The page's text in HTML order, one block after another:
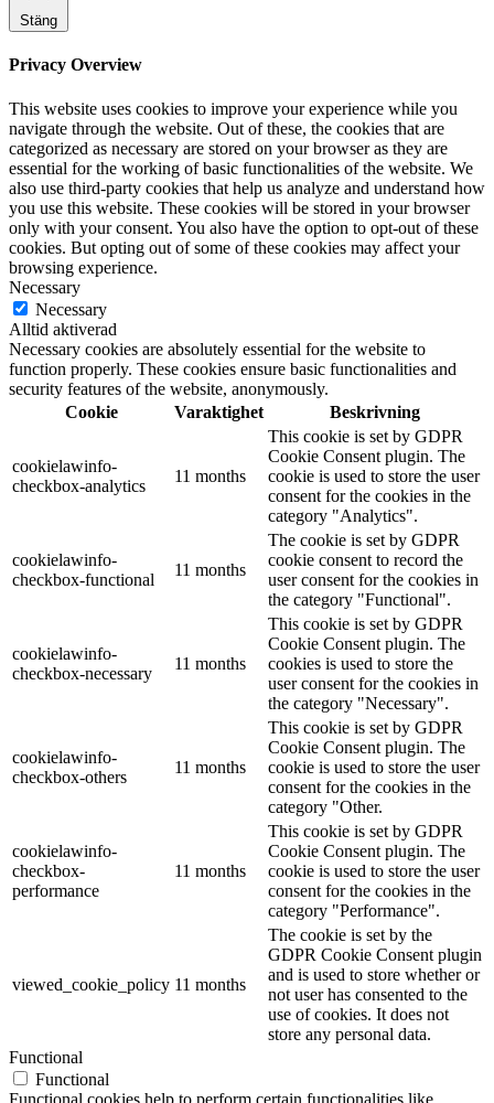
Stäng
Privacy Overview
This website uses cookies to improve your experience while you
navigate through the website. Out of these, the cookies that are
categorized as necessary are stored on your browser as they are
essential for the working of basic functionalities of the website. We
also use third-party cookies that help us analyze and understand how
you use this website. These cookies will be stored in your browser
only with your consent. You also have the option to opt-out of these
cookies. But opting out of some of these cookies may affect your
browsing experience.
Necessary
Necessary
Alltid aktiverad
Necessary cookies are absolutely essential for the website to
function properly. These cookies ensure basic functionalities and
security features of the website, anonymously.
Cookie
Varaktighet Beskrivning
cookielawinfo-
checkbox-analytics
11 months
This cookie is set by GDPR
Cookie Consent plugin. The
cookie is used to store the user
consent for the cookies in the
category "Analytics".
cookielawinfo-
checkbox-functional
11 months
The cookie is set by GDPR
cookie consent to record the
user consent for the cookies in
the category "Functional".
cookielawinfo-
checkbox-necessary
11 months
This cookie is set by GDPR
Cookie Consent plugin. The
cookies is used to store the
user consent for the cookies in
the category "Necessary".
cookielawinfo-
checkbox-others
11 months
This cookie is set by GDPR
Cookie Consent plugin. The
cookie is used to store the user
consent for the cookies in the
category "Other.
cookielawinfo-
checkbox-
performance
11 months
This cookie is set by GDPR
Cookie Consent plugin. The
cookie is used to store the user
consent for the cookies in the
category "Performance".
viewed_cookie_policy 11 months
The cookie is set by the
GDPR Cookie Consent plugin
and is used to store whether or
not user has consented to the
use of cookies. It does not
store any personal data.
Functional
Functional
Functional cookies help to perform certain functionalities like